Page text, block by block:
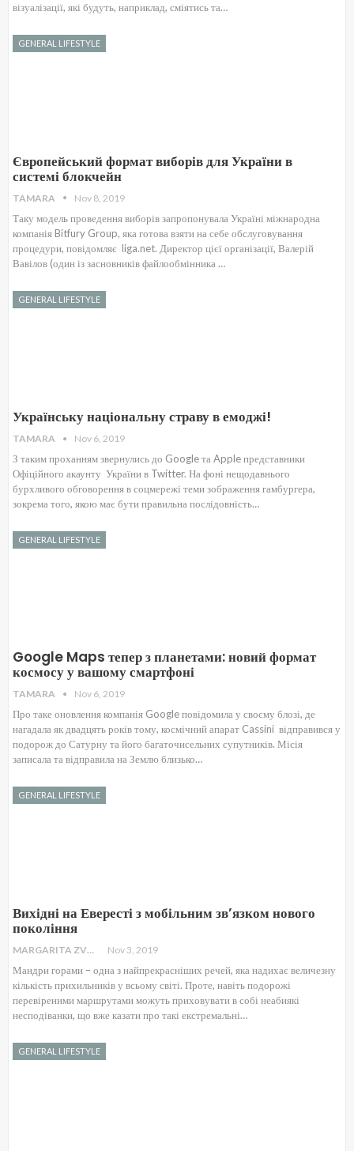
візуалізації, які будуть, наприклад, сміятись та…
GENERAL LIFESTYLE
Європейський формат виборів для України в
системі блокчейн
TAMARA Nov 8, 2019
Таку модель проведення виборів запропонувала Україні міжнародна
компанія Bitfury Group, яка готова взяти на себе обслуговування
процедури, повідомляє liga.net. Директор цієї організації, Валерій
Вавілов (один із засновників файлообмінника …
GENERAL LIFESTYLE
Українську національну страву в емоджі!
TAMARA Nov 6, 2019
З таким проханням звернулись до Google та Apple представники
Офіційного акаунту України в Twitter. На фоні нещодавнього
бурхливого обговорення в соцмережі теми зображення гамбургера,
зокрема того, якою має бути правильна послідовність…
GENERAL LIFESTYLE
Google Maps тепер з планетами: новий формат
космосу у вашому смартфоні
TAMARA Nov 6, 2019
Про таке оновлення компанія Google повідомила у своєму блозі, де
нагадала як двадцять років тому, космічний апарат Cassini відправився у
подорож до Сатурну та його багаточисельних супутників. Місія
записала та відправила на Землю близько…
GENERAL LIFESTYLE
Вихідні на Евересті з мобільним зв’язком нового
покоління
MARGARITA ZVOLIANSKAYA Nov 3, 2019
Мандри горами – одна з найпрекрасніших речей, яка надихає величезну
кількість прихильників у всьому світі. Проте, навіть подорожі
перевіреними маршрутами можуть приховувати в собі неабиякі
несподіванки, що вже казати про такі екстремальні…
GENERAL LIFESTYLE